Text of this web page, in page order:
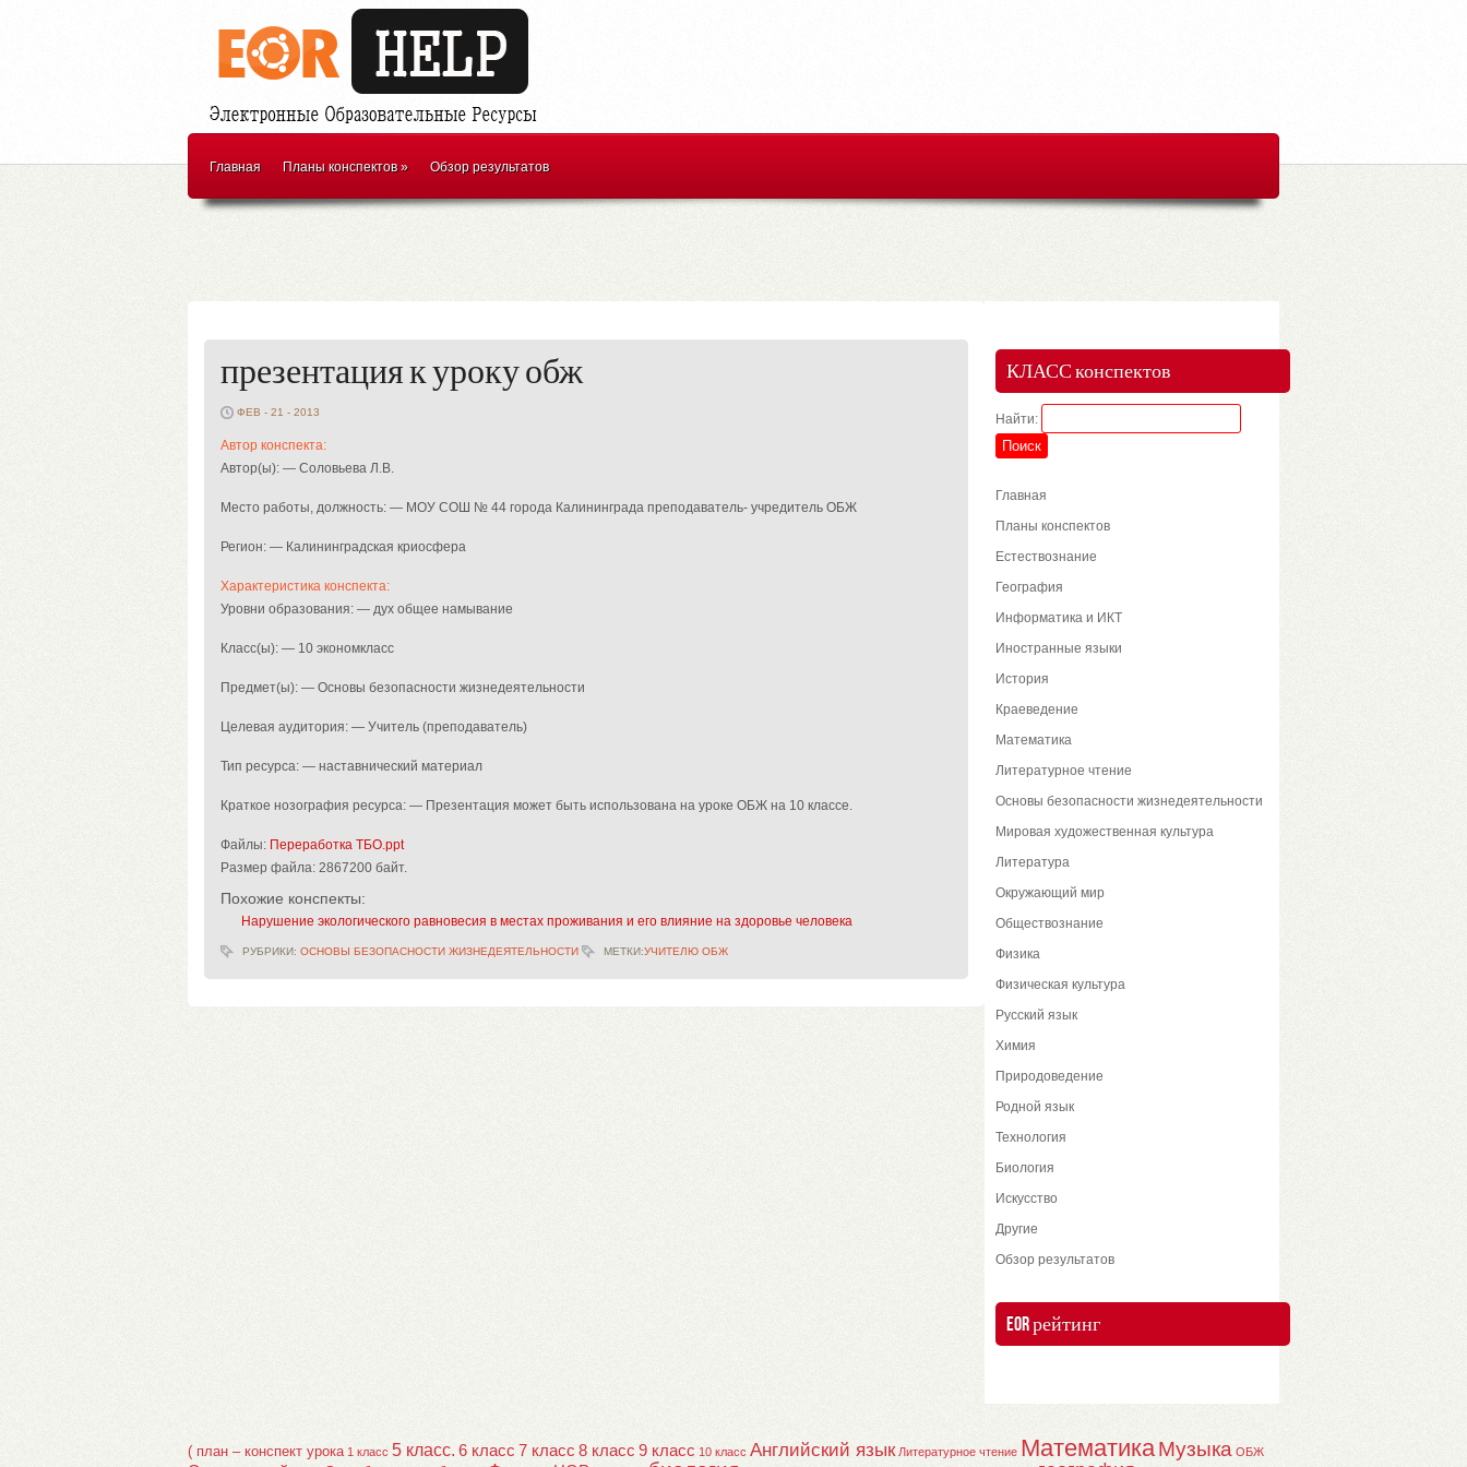
Главная Планы конспектов» Обзор результатов
презентация к уроку обж
ФЕВ - 21 - 2013
Автор конспекта:
Автор(ы): — Соловьева Л.В.
Место работы, должность: — МОУ СОШ № 44 города Калининграда преподаватель- учредитель ОБЖ
Регион: — Калининградская криосфера
Характеристика конспекта:
Уровни образования: — дух общее намывание
Класс(ы): — 10 экономкласс
Предмет(ы): — Основы безопасности жизнедеятельности
Целевая аудитория: — Учитель (преподаватель)
Тип ресурса: — наставнический материал
Краткое нозография ресурса: — Презентация может быть использована на уроке ОБЖ на 10 классе.
Файлы: Переработка ТБО.ppt
Размер файла: 2867200 байт.
Похожие конспекты:
Нарушение экологического равновесия в местах проживания и его влияние на здоровье человека
РУБРИКИ: ОСНОВЫ БЕЗОПАСНОСТИ ЖИЗНЕДЕЯТЕЛЬНОСТИ МЕТКИ:УЧИТЕЛЮ ОБЖ
КЛАСС конспектов
Найти:
Главная
Планы конспектов
Естествознание
География
Информатика и ИКТ
Иностранные языки
История
Краеведение
Математика
Литературное чтение
Основы безопасности жизнедеятельности
Мировая художественная культура
Литература
Окружающий мир
Обществознание
Физика
Физическая культура
Русский язык
Химия
Природоведение
Родной язык
Технология
Биология
Искусство
Другие
Обзор результатов
EOR рейтинг
( план – конспект урока 1 класс 5 класс. 6 класс 7 класс 8 класс 9 класс 10 класс Английский язык Литературное чтение МатематикаМузыка ОБЖ